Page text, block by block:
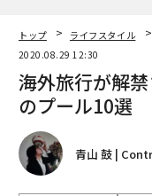
トップ ライフスタイル
2020.08.29 12:30
海外旅行が解
のプール10選
青山 鼓 |